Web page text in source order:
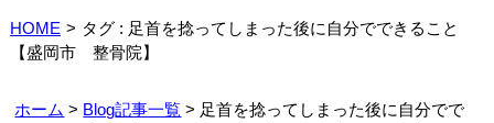
HOME > タグ : 足首を捻ってしまった後に自分でできること
【盛岡市 整骨院】
ホーム > Blog記事一覧 > 足首を捻ってしまった後に自分でで